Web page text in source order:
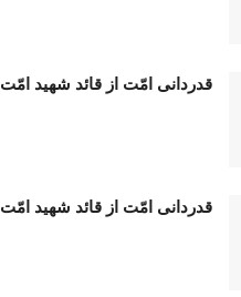
قدردانی امّت از قائد شهید امّت
قدردانی امّت از قائد شهید امّت